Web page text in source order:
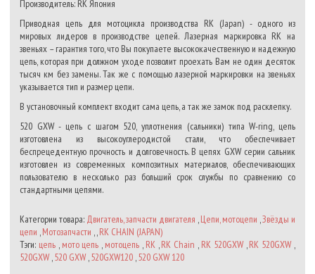
Производитель: RK Япония
Приводная цепь для мотоцикла производства RK (Japan) - одного из
мировых лидеров в производстве цепей. Лазерная маркировка RK на
звеньях – гарантия того, что Вы покупаете высококачественную и надежную
цепь, которая при должном уходе позволит проехать Вам не один десяток
тысяч км без замены. Так же с помощью лазерной маркировки на звеньях
указывается тип и размер цепи.
В установочный комплект входит сама цепь, а так же замок под расклепку.
520 GXW - цепь с шагом 520, уплотнения (сальники) типа W-ring, цепь
изготовлена из высокоуглеродистой стали, что обеспечивает
беспрецедентную прочность и долговечность. В цепях GXW серии сальник
изготовлен из современных композитных материалов, обеспечивающих
пользователю в несколько раз больший срок службы по сравнению со
стандартными цепями.
Категории товара: Двигатель, запчасти двигателя ,Цепи, мотоцепи ,Звёзды и
цепи ,Мотозапчасти , ,RK CHAIN (JAPAN)
Тэги: цепь, мото цепь , мотоцепь , RK,RK Chain , RK 520GXW,RK 520GXW,
520GXW,520 GXW,520GXW120 ,520 GXW 120